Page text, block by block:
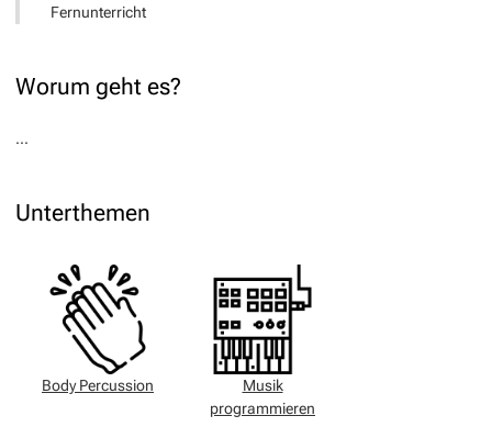
Fernunterricht
Worum geht es?
...
Unterthemen
Body Percussion
Musik
programmieren